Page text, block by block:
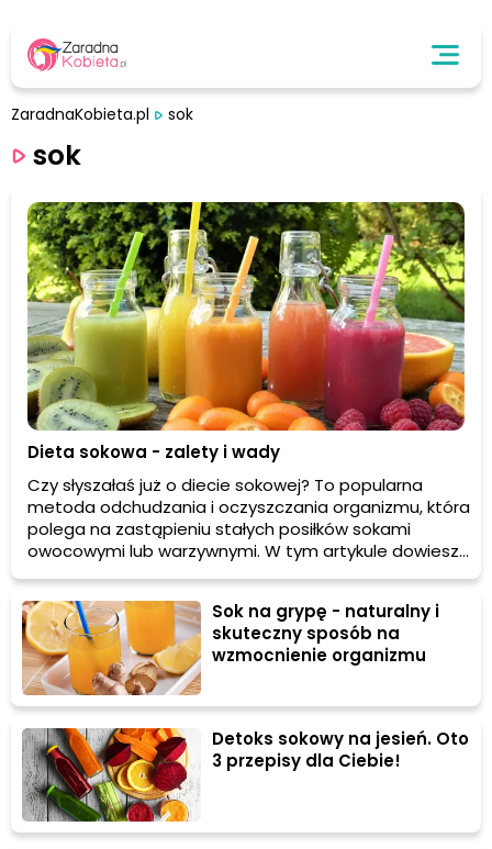
ZaradnaKobieta.pl sok
sok
Dieta sokowa - zalety i wady
Czy słyszałaś już o diecie sokowej? To popularna
metoda odchudzania i oczyszczania organizmu, która
polega na zastąpieniu stałych posiłków sokami
owocowymi lub warzywnymi. W tym artykule dowiesz
się więcej na temat diety sokowej, jej zalet i wad, oraz
czy warto wypróbować detoks sokowy.
Sok na grypę - naturalny i
skuteczny sposób na
wzmocnienie organizmu
Detoks sokowy na jesień. Oto
3 przepisy dla Ciebie!